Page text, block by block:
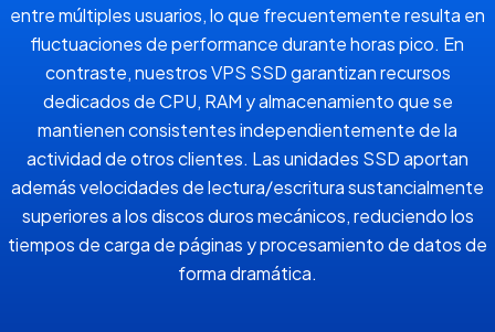
entre múltiples usuarios, lo que frecuentemente resulta en
fluctuaciones de performance durante horas pico. En
contraste, nuestros VPS SSD garantizan recursos
dedicados de CPU, RAM y almacenamiento que se
mantienen consistentes independientemente de la
actividad de otros clientes. Las unidades SSD aportan
además velocidades de lectura/escritura sustancialmente
superiores a los discos duros mecánicos, reduciendo los
tiempos de carga de páginas y procesamiento de datos de
forma dramática.